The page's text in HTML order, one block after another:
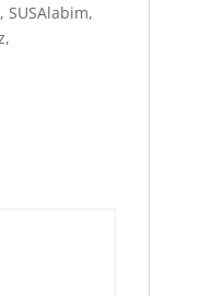
SUSAlabim,